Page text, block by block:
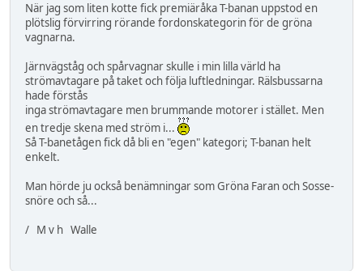
När jag som liten kotte fick premiäråka T-banan uppstod en
plötslig förvirring rörande fordonskategorin för de gröna
vagnarna.
Järnvägståg och spårvagnar skulle i min lilla värld ha
strömavtagare på taket och följa luftledningar. Rälsbussarna
hade förstås
inga strömavtagare men brummande motorer i stället. Men
en tredje skena med ström i...
Så T-banetågen fick då bli en "egen" kategori; T-banan helt
enkelt.
Man hörde ju också benämningar som Gröna Faran och Sosse-
snöre och så...
/ M v h Walle